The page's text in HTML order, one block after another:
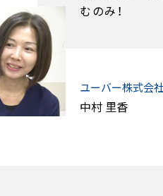
むのみ！
ユーバー株式会
中村 里香